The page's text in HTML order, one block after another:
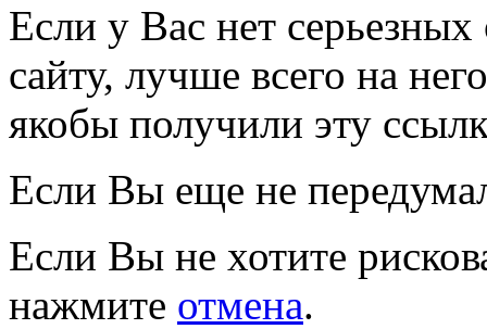
Если у Вас нет
сайту, лучше всего на
якобы получили эту
Если Вы еще не
Если Вы не хотите
нажмите отмена.